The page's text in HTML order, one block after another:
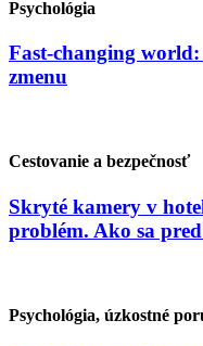
Psychológia
Fast-changing
zmenu
Cestovanie a bezpečnosť
Skryté kamery v
problém. Ako sa
Psychológia, úzkostné